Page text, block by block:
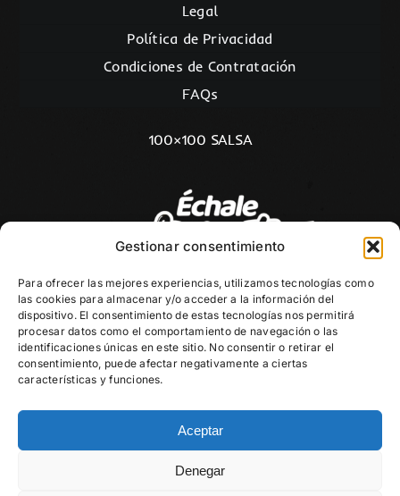
Gestionar consentimiento
Para ofrecer las mejores experiencias, utilizamos tecnologías como
las cookies para almacenar y/o acceder a la información del
dispositivo. El consentimiento de estas tecnologías nos permitirá
procesar datos como el comportamiento de navegación o las
identificaciones únicas en este sitio. No consentir o retirar el
consentimiento, puede afectar negativamente a ciertas
características y funciones.
Aceptar
Denegar
Legal
Política de Privacidad
Condiciones de Contratación
FAQs
100×100 SALSA